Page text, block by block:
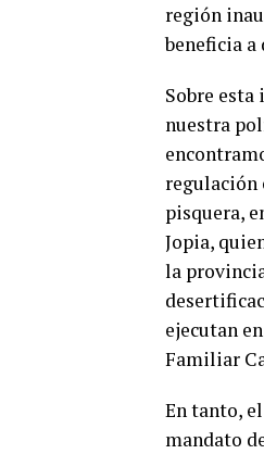
región
beneficia a
Sobre
nuestra
regulación
pisquera,
Jopia,
la
ejecutan
Familiar
En tanto,
mandato